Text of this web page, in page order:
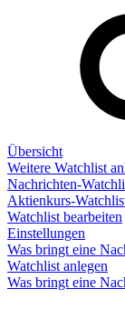
Übersicht
Weitere Watchlist
Nachrichten-
Aktienkurs-
Watchlist bearbeiten
Einstellungen
Was bringt eine
Watchlist anlegen
Was bringt eine